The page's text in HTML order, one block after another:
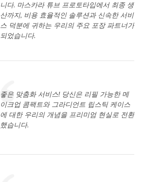
니다. 마스카라 튜브 프로토타입에서 최종 생
산까지, 비용 효율적인 솔루션과 신속한 서비
스 덕분에 귀하는 우리의 주요 포장 파트너가
되었습니다.
좋은 맞춤화 서비스! 당신은 리필 가능한 메
이크업 콤팩트와 그라디언트 립스틱 케이스
에 대한 우리의 개념을 프리미엄 현실로 전환
했습니다.